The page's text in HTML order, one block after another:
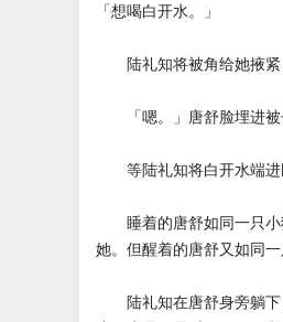
「想喝白开水。」
陆礼知将被角给她掖紧
「嗯。」唐舒脸埋进被
等陆礼知将白开水端进
睡着的唐舒如同一只小
她。但醒着的唐舒又如同
陆礼知在唐舒身旁躺下